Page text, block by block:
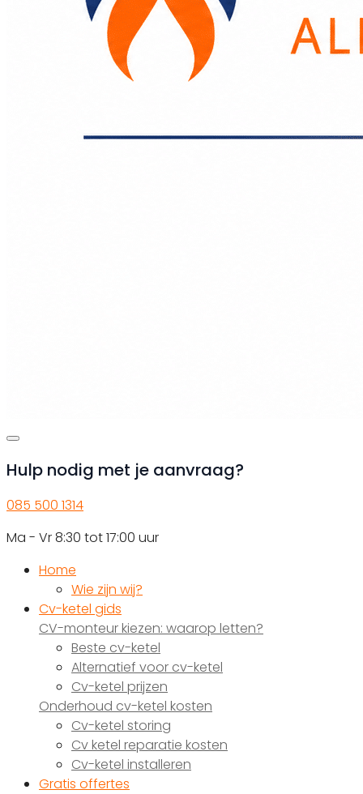
Hulp nodig met je aanvraag?
085 500 1314
Ma - Vr 8:30 tot 17:00 uur
Home
Wie zijn wij?
Cv-ketel gids
CV-monteur kiezen: waarop letten?
Beste cv-ketel
Alternatief voor cv-ketel
Cv-ketel prijzen
Onderhoud cv-ketel kosten
Cv-ketel storing
Cv ketel reparatie kosten
Cv-ketel installeren
Gratis offertes